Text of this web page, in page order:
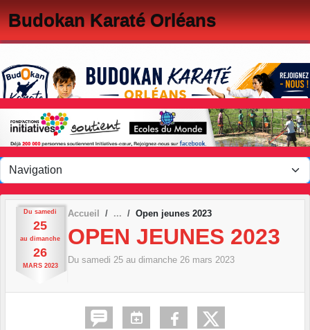
Budokan Karaté Orléans
Du samedi
25
au dimanche
26
MARS 2023
Accueil Open jeunes 2023
OPEN JEUNES 2023
Du samedi 25 au dimanche 26 mars 2023